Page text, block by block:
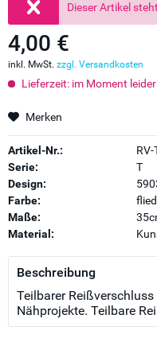
Dieser Artikel
4,00 €
inkl. MwSt. zzgl. Versandkosten
Lieferzeit: im Moment
Merken
Artikel-Nr.:
Serie:
T
Design:
Farbe:
Maße:
Material:
Beschreibung
Teilbarer
Nähprojekte. Teilbare